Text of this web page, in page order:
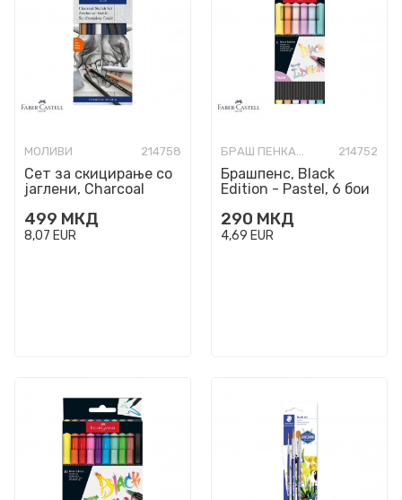
МОЛИВИ 214758
Сет за скицирање со
јаглени, Charcoal
499 МКД
8,07 EUR
БРАШ ПЕНКАЛА 214752
Брашпенс, Black
Edition - Pastel, 6 бои
290 МКД
4,69 EUR